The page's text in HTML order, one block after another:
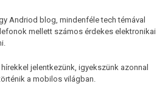
Andriod blog, mindenféle tech témával
mellett számos érdekes elektronikai
jelentkezünk, igyekszünk azonnal
a mobilos világban.